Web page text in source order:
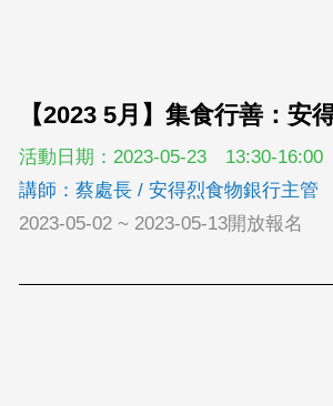
【2023 5月】集食行善：安
活動日期：2023-05-23 13:30-16:00
講師：蔡處長 / 安得烈食物銀行主管
2023-05-02 ~ 2023-05-13開放報名